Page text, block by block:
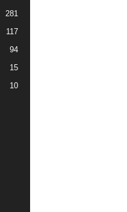
281
117
94
15
10